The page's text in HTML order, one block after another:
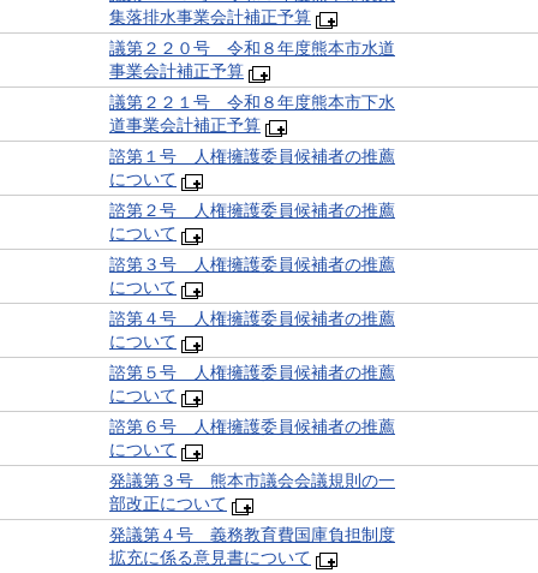
集落排水事業会計補正予算
議第２２０号 令和８年度熊本市水道
事業会計補正予算
議第２２１号 令和８年度熊本市下水
道事業会計補正予算
諮第１号 人権擁護委員候補者の推薦
について
諮第２号 人権擁護委員候補者の推薦
について
諮第３号 人権擁護委員候補者の推薦
について
諮第４号 人権擁護委員候補者の推薦
について
諮第５号 人権擁護委員候補者の推薦
について
諮第６号 人権擁護委員候補者の推薦
について
発議第３号 熊本市議会会議規則の一
部改正について
発議第４号 義務教育費国庫負担制度
拡充に係る意見書について